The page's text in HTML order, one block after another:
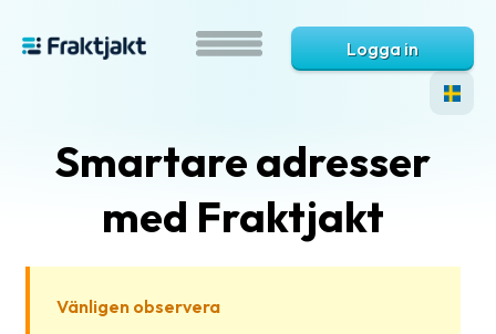
Logga in
Smartare adresser
med Fraktjakt
Vänligen observera